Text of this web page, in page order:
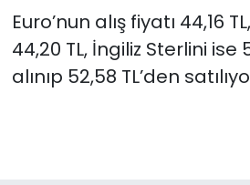
Euro’nun alış fiyatı 44,16
44,20 TL, İngiliz Sterlini ise
alınıp 52,58 TL’den
SAĞLIK
Spor